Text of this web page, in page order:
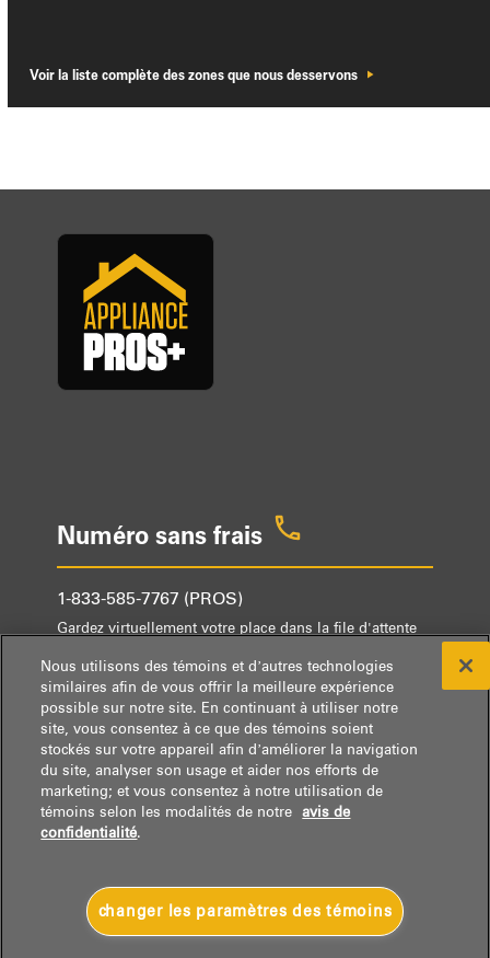
Voir la liste complète des zones que nous desservons
Numéro sans frais
1-833-585-7767 (PROS)
Gardez virtuellement votre place dans la file d'attente
Le lundi et le mardi de 8 h à 18 h HNE
Du mercredi au vendredi de 9 h à 18 h HNE
Pièces et accessoires Youtube
Accessibilité
Avis de confidentialité
Nous utilisons des témoins et d’autres technologies
similaires afin de vous offrir la meilleure expérience
possible sur notre site. En continuant à utiliser notre
site, vous consentez à ce que des témoins soient
stockés sur votre appareil afin d’améliorer la navigation
du site, analyser son usage et aider nos efforts de
marketing; et vous consentez à notre utilisation de
témoins selon les modalités de notre
avis de
confidentialité.
changer les paramètres des témoins